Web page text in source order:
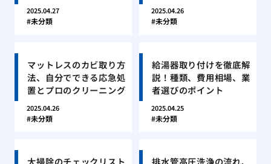
2025.04.27
未分類
2025.04.26
未分類
マットレスのカビ取り方
法、自分でできる応急処
置とプロのクリーニング
2025.04.26
未分類
給湯器取り付けを徹底解
説！種類、費用相場、業
者選びのポイント
2025.04.25
未分類